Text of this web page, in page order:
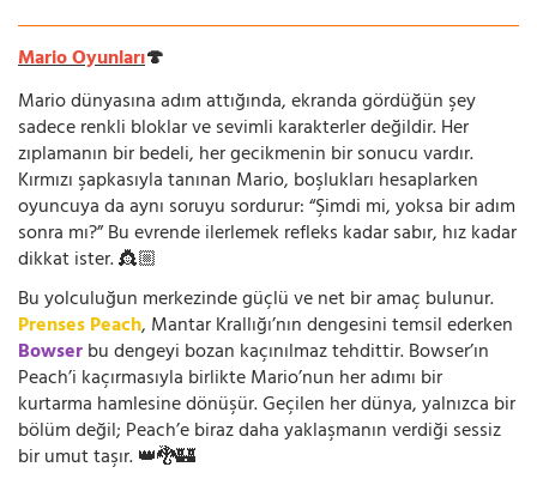
Mario Oyunları🍄
Mario dünyasına adım attığında, ekranda gördüğün şey
sadece renkli bloklar ve sevimli karakterler değildir. Her
zıplamanın bir bedeli, her gecikmenin bir sonucu vardır.
Kırmızı şapkasıyla tanınan Mario, boşlukları hesaplarken
oyuncuya da aynı soruyu sordurur: “Şimdi mi, yoksa bir adım
sonra mı?” Bu evrende ilerlemek refleks kadar sabır, hız kadar
dikkat ister. 👸🏼
Bu yolculuğun merkezinde güçlü ve net bir amaç bulunur.
Prenses Peach, Mantar Krallığı’nın dengesini temsil ederken
Bowserbu dengeyi bozan kaçınılmaz tehdittir. Bowser’ın
Peach’i kaçırmasıyla birlikte Mario’nun her adımı bir
kurtarma hamlesine dönüşür. Geçilen her dünya, yalnızca bir
bölüm değil; Peach’e biraz daha yaklaşmanın verdiği sessiz
bir umut taşır. 👑🐉🏰